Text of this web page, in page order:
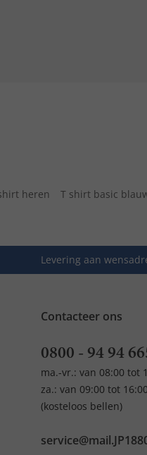
heren
T shirt basic
Levering aan
Contacteer ons
0800 - 94 94
ma.-vr.: van 08:00 tot
za.: van 09:00 tot
(kosteloos bellen)